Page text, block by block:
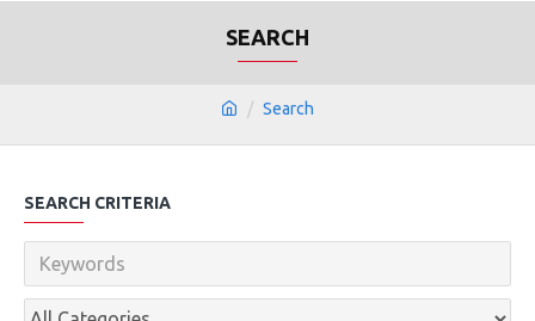
Search
SEARCH
SEARCH CRITERIA